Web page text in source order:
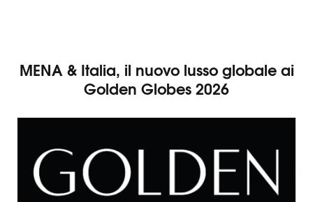
MENA & Italia, il nuovo lusso globale ai
Golden Globes 2026